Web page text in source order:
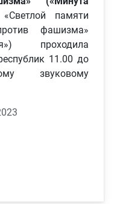
памяти
фашизма»
проходила
11.00 до
звуковому